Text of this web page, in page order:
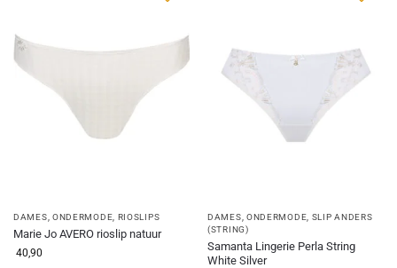
DAMES ONDERMODE RIOSLIPS
Marie Jo AVERO rioslip natuur
40,90
DAMES ONDERMODE SLIP ANDERS
(STRING)
Samanta Lingerie Perla String
White Silver